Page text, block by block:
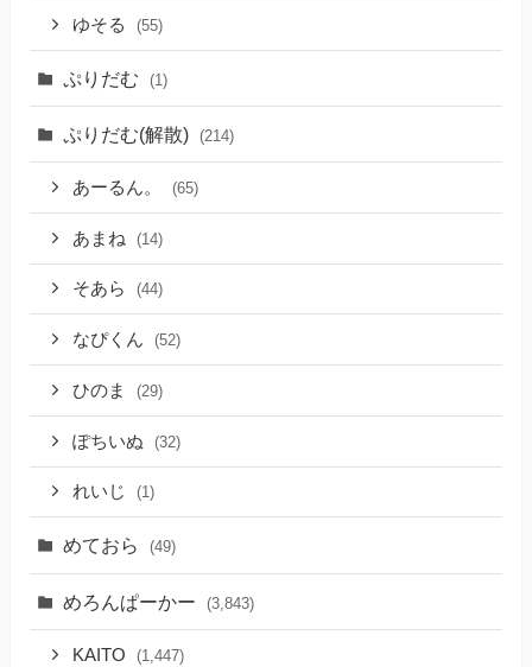
ゆそる (55)
ぷりだむ (1)
ぷりだむ(解散) (214)
あーるん。 (65)
あまね (14)
そあら (44)
なぴくん (52)
ひのま (29)
ぽちいぬ (32)
れいじ (1)
めておら (49)
めろんぱーかー (3,843)
KAITO (1,447)